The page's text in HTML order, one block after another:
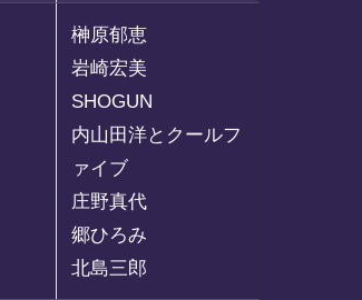
榊原郁恵
岩崎宏美
SHOGUN
内山田洋とクールフ
ァイブ
庄野真代
郷ひろみ
北島三郎